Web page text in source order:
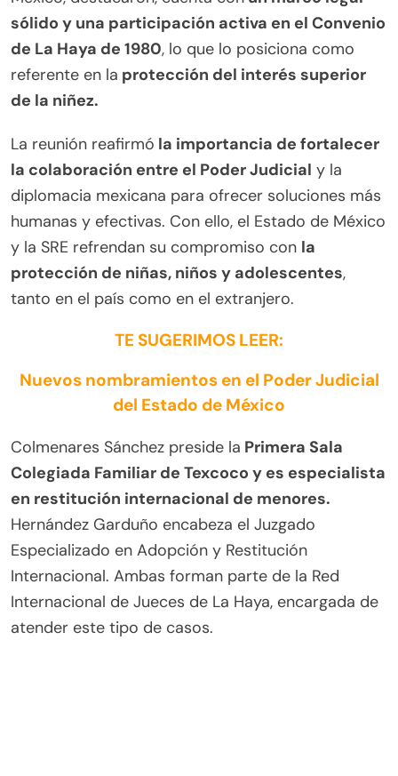
sólido y una participación activa en el Convenio
de La Haya de 1980, lo que lo posiciona como
referente en la protección del interés superior
de la niñez.
La reunión reafirmó la importancia de fortalecer
la colaboración entre el Poder Judicial y la
diplomacia mexicana para ofrecer soluciones más
humanas y efectivas. Con ello, el Estado de México
y la SRE refrendan su compromiso con la
protección de niñas, niños y adolescentes,
tanto en el país como en el extranjero.
TE SUGERIMOS LEER:
Nuevos nombramientos en el Poder Judicial
del Estado de México
Colmenares Sánchez preside la Primera Sala
Colegiada Familiar de Texcoco y es especialista
en restitución internacional de menores.
Hernández Garduño encabeza el Juzgado
Especializado en Adopción y Restitución
Internacional. Ambas forman parte de la Red
Internacional de Jueces de La Haya, encargada de
atender este tipo de casos.